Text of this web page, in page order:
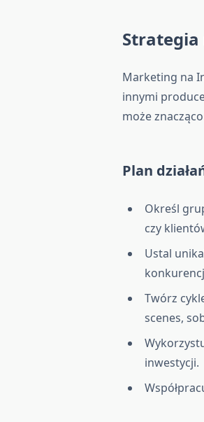
Marketing na
innymi
może
Plan
Określ
czy
Ustal
Twórz
scenes,
inwestycji.